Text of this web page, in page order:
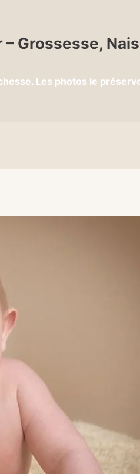
Grossesse,
Les photos le